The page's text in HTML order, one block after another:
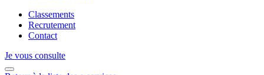
Classements
Recrutement
Contact
Je vous consulte